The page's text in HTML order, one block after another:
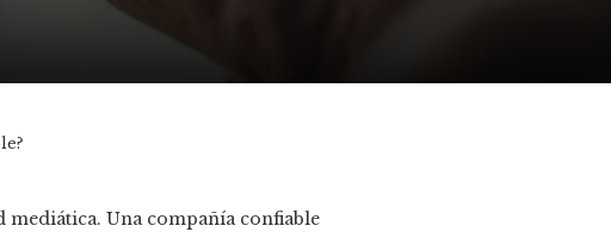
Una compañía confiable